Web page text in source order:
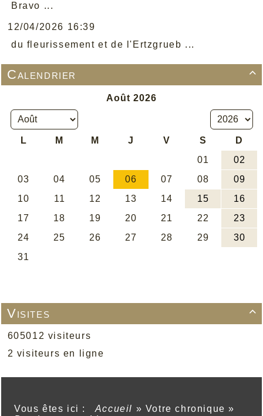
Bravo ...
12/04/2026 16:39
du fleurissement et de l'Ertzgrueb ...

Calendrier

Visites
605012 visiteurs
2 visiteurs en ligne
Vous êtes ici : Accueil » Votre chronique »